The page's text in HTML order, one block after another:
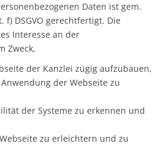
Daten ist gem.
f) DSGVO gerechtfertigt. Die
Interesse an der
Zweck,
der Kanzlei zügig aufzubauen,
der Webseite zu
der Systeme zu erkennen und
zu erleichtern und zu